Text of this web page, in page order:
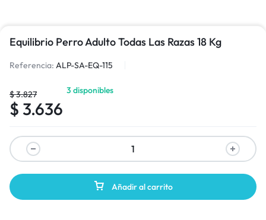
Equilibrio Perro Adulto Todas Las Razas 18 Kg
Referencia: ALP-SA-EQ-115
$3.827
$ 3.636
3 disponibles
Añadir al carrito